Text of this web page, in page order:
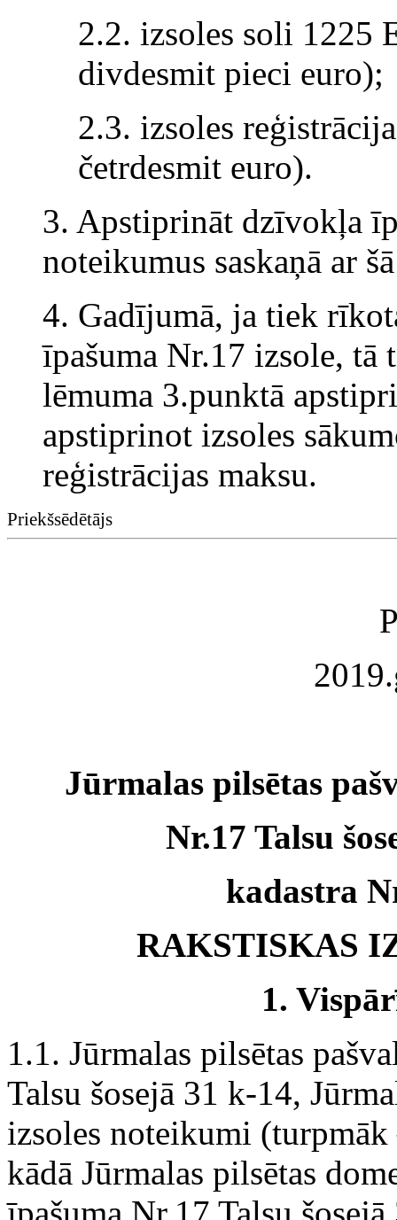
2.2. izsoles soli 1225
divdesmit pieci euro);
2.3. izsoles
četrdesmit euro).
3. Apstiprināt dzīvokļa
noteikumus saskaņā ar
4. Gadījumā, ja tiek
īpašuma Nr.17 izsole, tā
lēmuma 3.punktā
apstiprinot izsoles
reģistrācijas maksu.
Priekšsēdētājs
Jūrmalas pilsētas
Nr.17 Talsu
kadastra
RAKSTISKAS
1.
1.1. Jūrmalas pilsētas
Talsu šosejā 31 k-14,
izsoles noteikumi
kādā Jūrmalas pilsētas